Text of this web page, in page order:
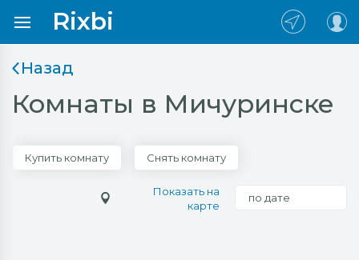
Rixbi
Назад
Комнаты в Мичуринске
Купить комнату Снять комнату
Показать на
карте
по дате